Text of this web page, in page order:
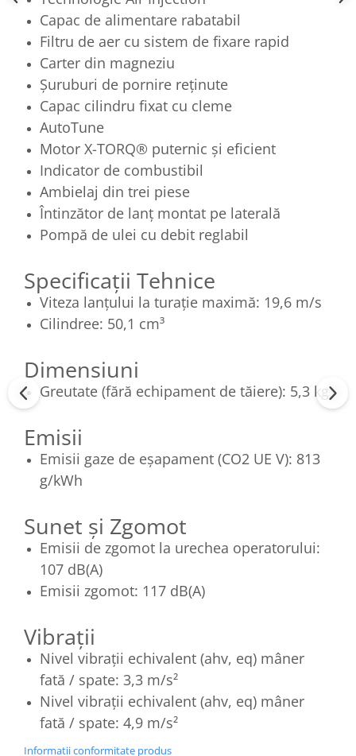
Capac de alimentare rabatabil
Filtru de aer cu sistem de fixare rapid
Carter din magneziu
Șuruburi de pornire reținute
Capac cilindru fixat cu cleme
AutoTune
Motor X-TORQ® puternic și eficient
Indicator de combustibil
Ambielaj din trei piese
Întinzător de lanț montat pe laterală
Pompă de ulei cu debit reglabil
Specificații Tehnice
Viteza lanțului la turație maximă: 19,6 m/s
Cilindree: 50,1 cm³
Dimensiuni
Greutate (fără echipament de tăiere): 5,3 kg
Emisii
Emisii gaze de eșapament (CO2 UE V): 813
g/kWh
Sunet și Zgomot
Emisii de zgomot la urechea operatorului:
107 dB(A)
Emisii zgomot: 117 dB(A)
Vibrații
Nivel vibrații echivalent (ahv, eq) mâner
fată / spate: 3,3 m/s²
Nivel vibrații echivalent (ahv, eq) mâner
fată / spate: 4,9 m/s²
Informatii conformitate produs